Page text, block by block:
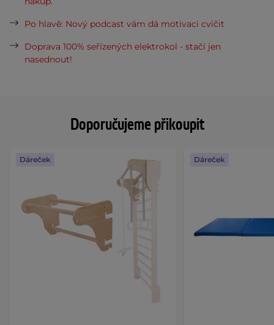
Doporučujeme přikoupit
Dáreček Dáreček
Po hlavě: Nový podcast vám dá motivaci cvičit
Doprava 100% seřízených elektrokol - stačí jen
nasednout!